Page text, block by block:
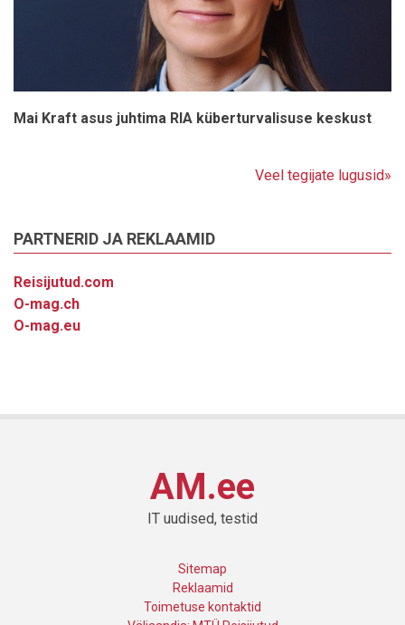
Mai Kraft asus juhtima RIA küberturvalisuse keskust
Veel tegijate lugusid»
PARTNERID JA REKLAAMID
Reisijutud.com
O-mag.ch
O-mag.eu
AM.ee
IT uudised, testid
Sitemap
Reklaamid
Toimetuse kontaktid